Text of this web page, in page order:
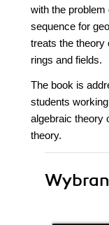
with the
sequence for
treats the theory
rings and fields.
The book is
students
algebraic theory
theory.